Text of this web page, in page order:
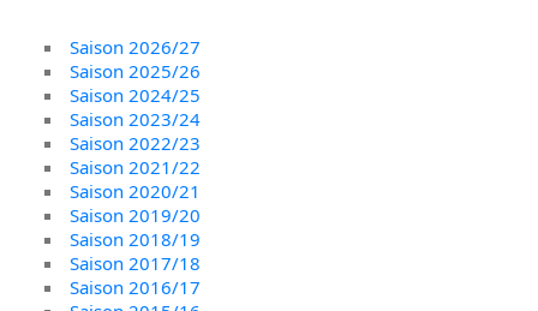
Saison 2026/27
Saison 2025/26
Saison 2024/25
Saison 2023/24
Saison 2022/23
Saison 2021/22
Saison 2020/21
Saison 2019/20
Saison 2018/19
Saison 2017/18
Saison 2016/17